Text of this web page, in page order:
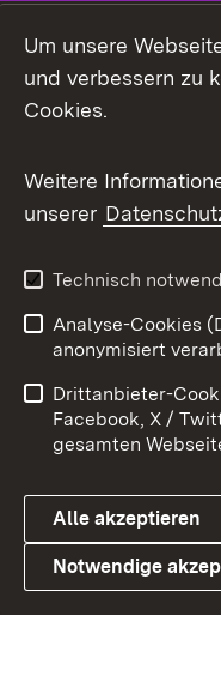
Facebook
X / Twitter
Youtube
Link zum
Impressum
Barrierefreiheit
Cookies
Um unsere
und verbessern zu
Cookies.
Weitere
unserer
Technisch
Analyse-Cookies
anonymisiert
Drittanbieter-
Facebook, X /
gesamten
Alle akzeptieren
Notwendige